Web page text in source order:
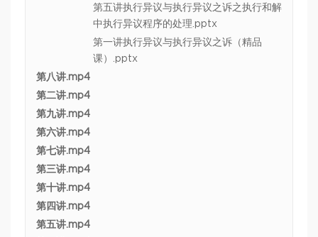
第五讲执行异议与执行异议之诉之执行和解
中执行异议程序的处理.pptx
第一讲执行异议与执行异议之诉（精品
课）.pptx
第八讲.mp4
第二讲.mp4
第九讲.mp4
第六讲.mp4
第七讲.mp4
第三讲.mp4
第十讲.mp4
第四讲.mp4
第五讲.mp4